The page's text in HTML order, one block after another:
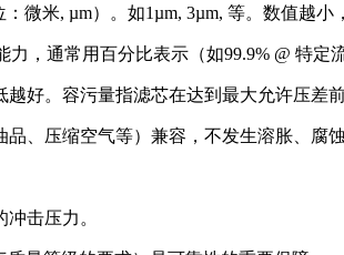
微米, µm）。如1µm, 3µm, 等。数值越小
，通常用百分比表示（如99.9% @ 特定
好。容污量指滤芯在达到最大允许压差
、压缩空气等）兼容，不发生溶胀、腐蚀
击压力。